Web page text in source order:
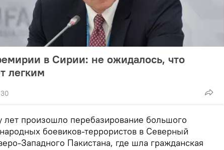
в Сирии: не ожидалось, что
легким
лет произошло перебазирование большого
боевиков-террористов в Северный
Западного Пакистана, где шла гражданская